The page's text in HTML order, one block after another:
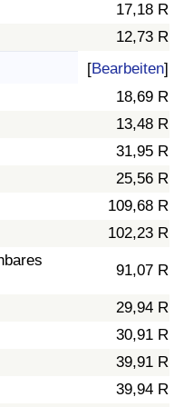
17,18 R
12,73 R
[Bearbeiten]
18,69 R
13,48 R
31,95 R
25,56 R
109,68 R
102,23 R
91,07 R
29,94 R
30,91 R
39,91 R
39,94 R
Land
Land